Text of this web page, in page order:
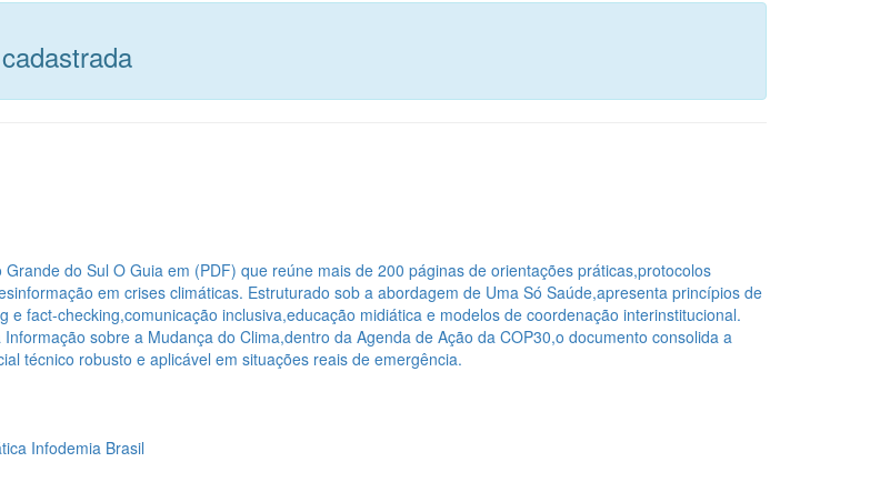
do Sul O Guia em (PDF) que reúne mais de 200 páginas de orientações práticas,protocolos
em crises climáticas. Estruturado sob a abordagem de Uma Só Saúde,apresenta princípios de
fact-checking,comunicação inclusiva,educação midiática e modelos de coordenação interinstitucional.
sobre a Mudança do Clima,dentro da Agenda de Ação da COP30,o documento consolida a
técnico robusto e aplicável em situações reais de emergência.
Infodemia Brasil